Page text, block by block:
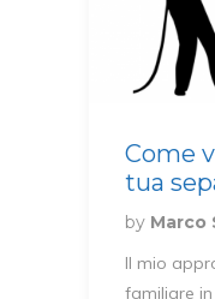
Come
tua
by Marco
Il mio
familiare